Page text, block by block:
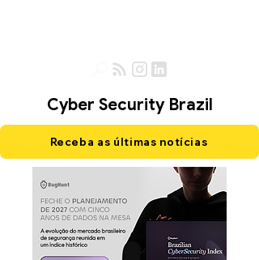
Cyber Security Brazil
Receba as últimas notícias